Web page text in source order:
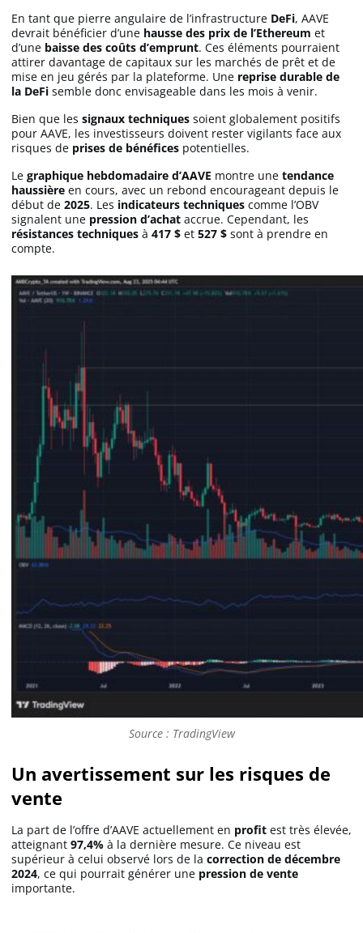
En tant que pierre angulaire de l’infrastructure DeFi, AAVE
devrait bénéficier d’une hausse des prix de l’Ethereum et
d’une baisse des coûts d’emprunt. Ces éléments pourraient
attirer davantage de capitaux sur les marchés de prêt et de
mise en jeu gérés par la plateforme. Une reprise durable de
la DeFi semble donc envisageable dans les mois à venir.
Bien que les signaux techniques soient globalement positifs
pour AAVE, les investisseurs doivent rester vigilants face aux
risques de prises de bénéfices potentielles.
Le graphique hebdomadaire d’AAVE montre une tendance
haussière en cours, avec un rebond encourageant depuis le
début de 2025. Les indicateurs techniques comme l’OBV
signalent une pression d’achat accrue. Cependant, les
résistances techniques à 417 $ et 527 $ sont à prendre en
compte.
Source : TradingView
Un avertissement sur les risques de
vente
La part de l’offre d’AAVE actuellement en profit est très élevée,
atteignant 97,4% à la dernière mesure. Ce niveau est
supérieur à celui observé lors de la correction de décembre
2024, ce qui pourrait générer une pression de vente
importante.